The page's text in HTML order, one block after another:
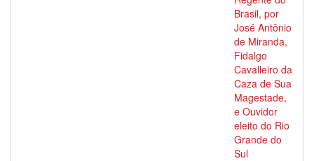
Brasil, por
José Antônio
de Miranda,
Fidalgo
Cavalleiro da
Caza de Sua
Magestade,
e Ouvidor
eleito do Rio
Grande do
Sul